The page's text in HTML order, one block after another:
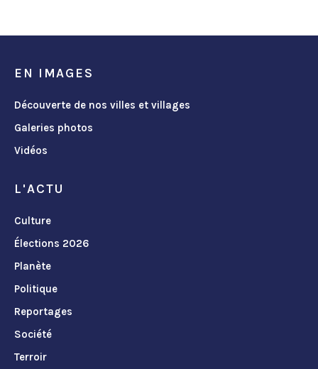
EN IMAGES
Découverte de nos villes et villages
Galeries photos
Vidéos
L'ACTU
Culture
Élections 2026
Planète
Politique
Reportages
Société
Terroir